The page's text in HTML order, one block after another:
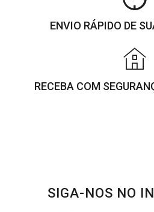
ENVIO RÁPIDO DE
RECEBA COM
SIGA-NOS NO